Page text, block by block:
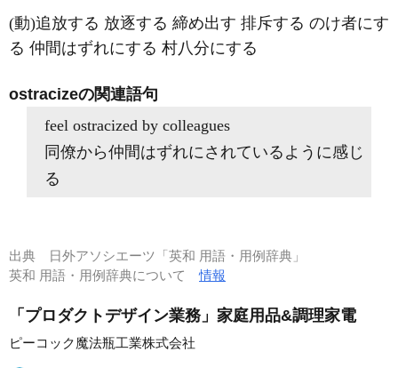
(動)追放する 放逐する 締め出す 排斥する のけ者にす
る 仲間はずれにする 村八分にする
ostracizeの関連語句
feel ostracized by colleagues
同僚から仲間はずれにされているように感じ
る
出典
日外アソシエーツ「英和 用語・用例辞典」
英和 用語・用例辞典について情報
「プロダクトデザイン業務」家庭用品&調理家電
ピーコック魔法瓶工業株式会社